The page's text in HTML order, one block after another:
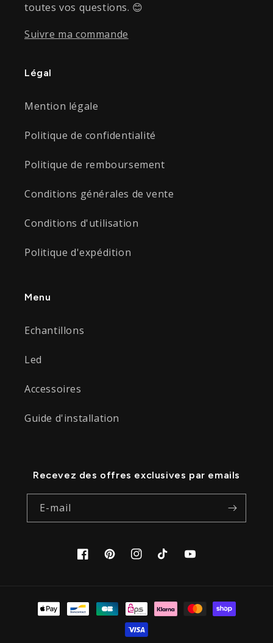
toutes vos questions. 😊
Suivre ma commande
Légal
Mention légale
Politique de confidentialité
Politique de remboursement
Conditions générales de vente
Conditions d'utilisation
Politique d'expédition
Menu
Echantillons
Led
Accessoires
Guide d'installation
Recevez des offres exclusives par emails
E-mail
FacebookPinterestInstagramTikTokYouTube
Moyens